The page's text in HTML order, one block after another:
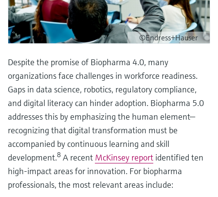
©Endress+Hauser
Despite the promise of Biopharma 4.0, many
organizations face challenges in workforce readiness.
Gaps in data science, robotics, regulatory compliance,
and digital literacy can hinder adoption. Biopharma 5.0
addresses this by emphasizing the human element—
recognizing that digital transformation must be
accompanied by continuous learning and skill
development.8 A recent McKinsey report identified ten
high-impact areas for innovation. For biopharma
professionals, the most relevant areas include: